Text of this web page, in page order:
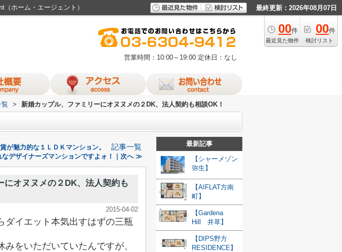
ホーム・エージェント） 最終更新：2026年08月07日
00件
最近見た物件
00件
検討リスト
営業時間：10:00～19:00 定休日：なし
> 新婚カップル、ファミリーにオヌヌメの２DK、法人契約も相談OK！
魅力的な１ＬＤＫマンション。 記事一覧
なデザイナーズマンションですよォ！｜次へ ≫
にオヌヌメの２DK、法人契約も
2015-04-02
ダイエット本気出すはずの三瓶
をいただいていたんですが、
最新記事
【シャーメゾン
弥生】
【AIFLAT方南
町】
【Gardena
Hill 井草】
【DIPS野方
RESIDENCE】